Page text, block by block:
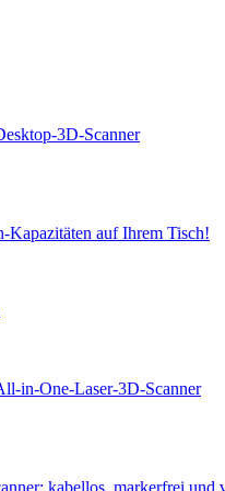
3D-Scanner
Kapazitäten auf Ihrem Tisch!
in-One-Laser-3D-Scanner
kabellos, markerfrei und